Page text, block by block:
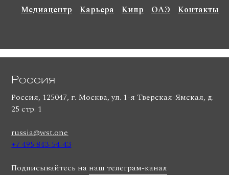
Медиацентр
Карьера Кипр ОАЭ Контакты
Россия
Россия, 125047, г. Москва, ул. 1-я Тверская-Ямская, д.
25 стр. 1
russia@wst.one
+7 495 843-54-43
Подписывайтесь на наш телеграм-канал